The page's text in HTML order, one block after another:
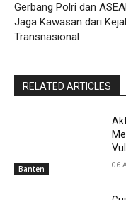
Gerbang Polri dan
Jaga Kawasan dari
Transnasional
RELATED ARTICLES
Banten 06